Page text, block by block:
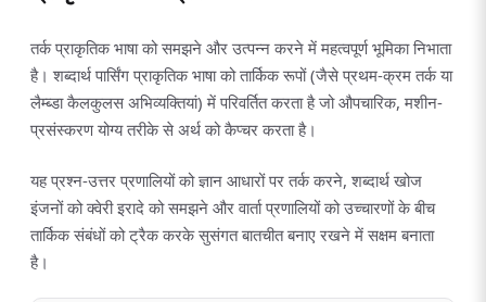
तर्क प्राकृतिक भाषा को समझने और उत्पन्न करने में महत्वपूर्ण भूमिका निभाता
है। शब्दार्थ पार्सिंग प्राकृतिक भाषा को तार्किक रूपों (जैसे प्रथम-क्रम तर्क या
लैम्ब्डा कैलकुलस अभिव्यक्तियां) में परिवर्तित करता है जो औपचारिक, मशीन-
प्रसंस्करण योग्य तरीके से अर्थ को कैप्चर करता है।
यह प्रश्न-उत्तर प्रणालियों को ज्ञान आधारों पर तर्क करने, शब्दार्थ खोज
इंजनों को क्वेरी इरादे को समझने और वार्ता प्रणालियों को उच्चारणों के बीच
तार्किक संबंधों को ट्रैक करके सुसंगत बातचीत बनाए रखने में सक्षम बनाता
है।